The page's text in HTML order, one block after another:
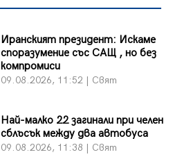
Иранският президент: Искаме
споразумение със САЩ , но без
компромиси
09.08.2026, 11:52 | Свят
Най-малко 22 загинали при челен
сблъсък между два автобуса
09.08.2026, 11:38 | Свят